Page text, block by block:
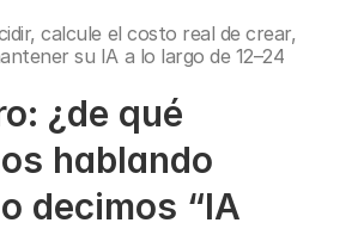
calcule el costo real de crear,
su IA a lo largo de 12–24
¿de qué
hablando
decimos “IA